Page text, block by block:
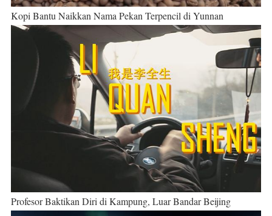
Kopi Bantu Naikkan Nama Pekan Terpencil di Yunnan
Profesor Baktikan Diri di Kampung, Luar Bandar Beijing